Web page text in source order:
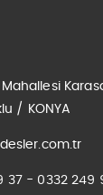
/ KONYA
37 - 0332 249